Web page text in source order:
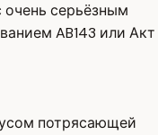
очень серьёзным
AB143 или Акт
потрясающей